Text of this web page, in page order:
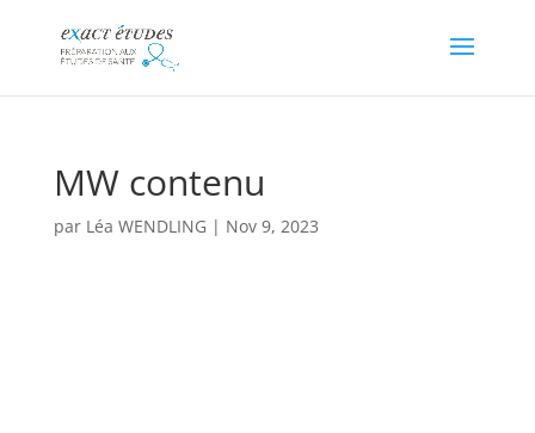
MW contenu
par Léa WENDLING | Nov 9, 2023